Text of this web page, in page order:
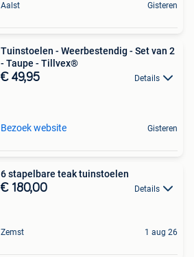
Aalst Gisteren
Tuinstoelen - Weerbestendig - Set van 2
- Taupe - Tillvex®
€ 49,95 Details
Bezoek website Gisteren
6 stapelbare teak tuinstoelen
€ 180,00 Details
Zemst 1 aug 26